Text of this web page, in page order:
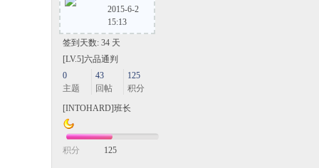
2015-6-2
15:13
签到天数: 34 天
[LV.5]六品通判
0
主题
43
回帖
125
积分
[INTOHARD]班长
积分 125